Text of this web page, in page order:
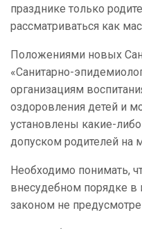
празднике только
рассматриваться как
Положениями новых
«Санитарно-
организациям
оздоровления детей и
установлены какие-
допуском родителей на
Необходимо понимать,
внесудебном порядке в
законом не